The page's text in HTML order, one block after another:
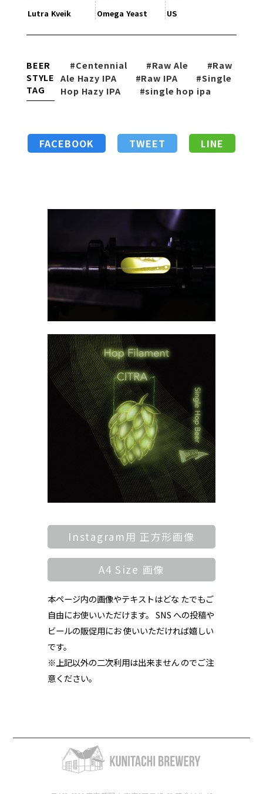
Lutra Kveik Omega Yeast US
BEER
STYLE
TAG
#Centennial #Raw Ale
#Raw
Ale Hazy IPA
#Raw IPA
#Single
Hop Hazy IPA
#single hop ipa
FACEBOOK TWEET LINE
Instagram用 正方形画像
A4 Size 画像
本ページ内の画像やテキストはどな たでもご
自由にお使いいただけます。 SNS への投稿や
ビールの販促用にお 使いいただければ嬉しい
です。
※上記以外の二次利用は出来ません のでご注
意ください。